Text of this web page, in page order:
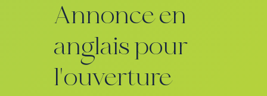
Annonce en
anglais pour
l'ouverture